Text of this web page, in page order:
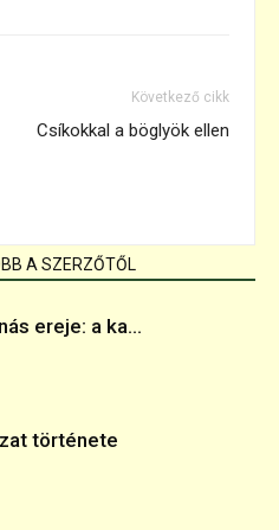
Következő cikk
Csíkokkal a böglyök ellen
A SZERZŐTŐL
ereje: a ka...
története